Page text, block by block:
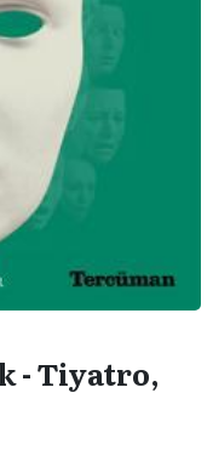
- Tiyatro,